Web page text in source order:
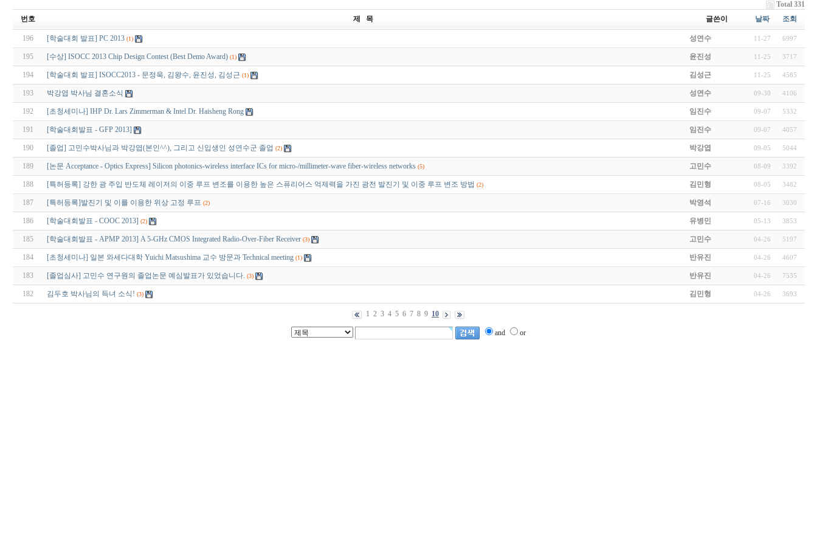
Total 331
번호
제 목 글쓴이 날짜 조회
196 [학술대회 발표] PC 2013 (1) 성연수 11-27 6997
195 [수상] ISOCC 2013 Chip Design Contest (Best Demo Award) (1) 윤진성 11-25 3717
194 [학술대회 발표] ISOCC2013 - 문정욱, 김왕수, 윤진성, 김성근 (1) 김성근 11-25 4585
193 박강엽 박사님 결혼소식 성연수 09-30 4106
192 [초청세미나] IHP Dr. Lars Zimmerman & Intel Dr. Haisheng Rong 임진수 09-07 5332
191 [학술대회발표 - GFP 2013] 임진수 09-07 4057
190 [졸업] 고민수박사님과 박강엽(본인^^), 그리고 신입생인 성연수군 졸업 (2) 박강엽 09-05 5044
189 [논문 Acceptance - Optics Express] Silicon photonics-wireless interface ICs for micro-/millimeter-wave fiber-wireless networks (5) 고민수 08-09 3392
188 [특허등록] 강한 광 주입 반도체 레이저의 이중 루프 변조를 이용한 높은 스퓨리어스 억제력을 가진 광전 발진기 및 이중 루프 변조 방법 (2) 김민형 08-05 3482
187 [특허등록]발진기 및 이를 이용한 위상 고정 루프 (2) 박영석 07-16 3030
186 [학술대회발표 - COOC 2013] (2) 유병민 05-13 3853
185 [학술대회발표 - APMP 2013] A 5-GHz CMOS Integrated Radio-Over-Fiber Receiver (3) 고민수 04-26 5197
184 [초청세미나] 일본 와세다대학 Yuichi Matsushima 교수 방문과 Technical meeting (1) 반유진 04-26 4607
183 [졸업심사] 고민수 연구원의 졸업논문 예심발표가 있었습니다. (3) 반유진 04-26 7535
182 김두호 박사님의 득녀 소식! (3) 김민형 04-26 3693
1 2 3 4 5 6 7 8 9 10
and or